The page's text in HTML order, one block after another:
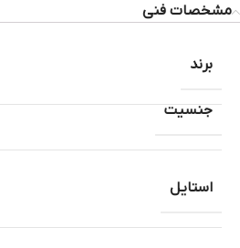
مشخصات فنی
جنسیت
استایل
برند